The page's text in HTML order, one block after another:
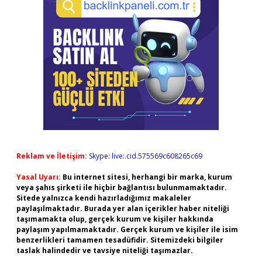
Reklam ve İletişim: Skype: live:.cid.575569c608265c69
Yasal Uyarı: Bu internet sitesi, herhangi bir marka, kurum
veya şahıs şirketi ile hiçbir bağlantısı bulunmamaktadır.
Sitede yalnızca kendi hazırladığımız makaleler
paylaşılmaktadır. Burada yer alan içerikler haber niteliği
taşımamakta olup, gerçek kurum ve kişiler hakkında
paylaşım yapılmamaktadır. Gerçek kurum ve kişiler ile isim
benzerlikleri tamamen tesadüfidir. Sitemizdeki bilgiler
taslak halindedir ve tavsiye niteliği taşımazlar.